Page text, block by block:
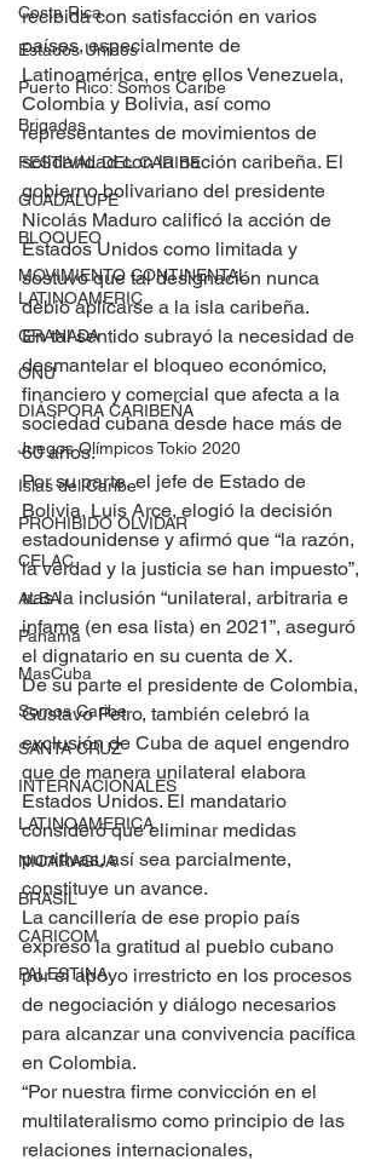
Costa Rica
Estados Unidos
Puerto Rico: Somos Caribe
Brigadas
FESTIVAL DEL CARIBE
GUADALUPE
BLOQUEO
MOVIMIENTO CONTINENTAL
LATINOAMERIC
GRANADA
ONU
DIÁSPORA CARIBEÑA
Juegos Olímpicos Tokio 2020
Islas del Caribe
PROHIBIDO OLVIDAR
CELAC
ALBA
Panamá
MasCuba
Somos Caribe
SANTA CRUZ
INTERNACIONALES
LATINOAMERICA
NICARAGUA
BRASIL
CARICOM
PALESTINA
recibida con satisfacción en varios
países, especialmente de
Latinoamérica, entre ellos Venezuela,
Colombia y Bolivia, así como
representantes de movimientos de
solidaridad con la nación caribeña. El
gobierno bolivariano del presidente
Nicolás Maduro calificó la acción de
Estados Unidos como limitada y
sostuvo que tal designación nunca
debió aplicarse a la isla caribeña.
En tal sentido subrayó la necesidad de
desmantelar el bloqueo económico,
financiero y comercial que afecta a la
sociedad cubana desde hace más de
60 años.
Por su parte, el jefe de Estado de
Bolivia, Luis Arce, elogió la decisión
estadounidense y afirmó que “la razón,
la verdad y la justicia se han impuesto”,
tras la inclusión “unilateral, arbitraria e
infame (en esa lista) en 2021”, aseguró
el dignatario en su cuenta de X.
De su parte el presidente de Colombia,
Gustavo Petro, también celebró la
exclusión de Cuba de aquel engendro
que de manera unilateral elabora
Estados Unidos. El mandatario
consideró que eliminar medidas
punitivas, así sea parcialmente,
constituye un avance.
La cancillería de ese propio país
expresó la gratitud al pueblo cubano
por el apoyo irrestricto en los procesos
de negociación y diálogo necesarios
para alcanzar una convivencia pacífica
en Colombia.
“Por nuestra firme convicción en el
multilateralismo como principio de las
relaciones internacionales,